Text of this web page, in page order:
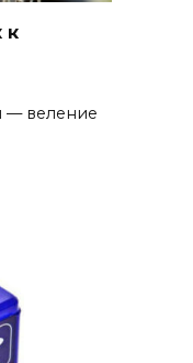
к
— веление